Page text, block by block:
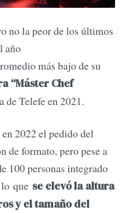
no la peor de los últimos
año
más bajo de su
“Máster Chef
de Telefe en 2021.
2022 el pedido del
de formato, pero pese a
100 personas integrado
que se elevó la altura
y el tamaño del